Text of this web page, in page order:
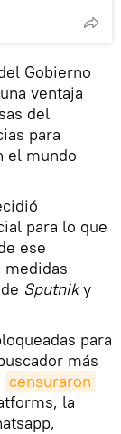
Gobierno
ventaja
del
para
el mundo
para lo que
ese
Sputniky
para
más
censuraron
la